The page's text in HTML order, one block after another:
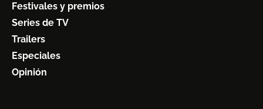
Festivales y premios
Series de TV
Trailers
Especiales
Opinión